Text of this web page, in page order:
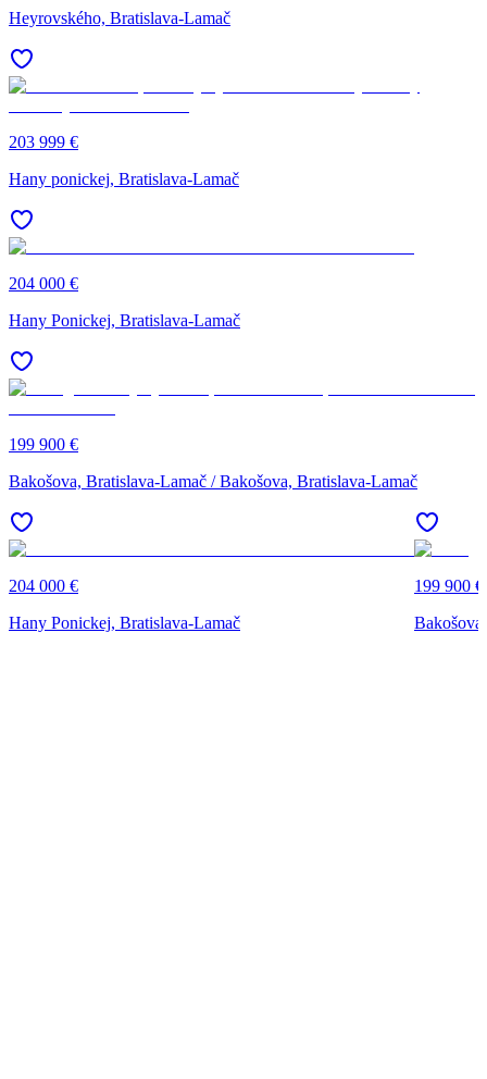
Heyrovského, Bratislava-Lamač
203 999 €
Hany ponickej, Bratislava-Lamač
204 000 €
Hany Ponickej, Bratislava-Lamač
199 900 €
Bakošova, Bratislava-Lamač / Bakošova, Bratislava-Lamač
204 000 €
Hany Ponickej, Bratislava-Lamač
199 900 €